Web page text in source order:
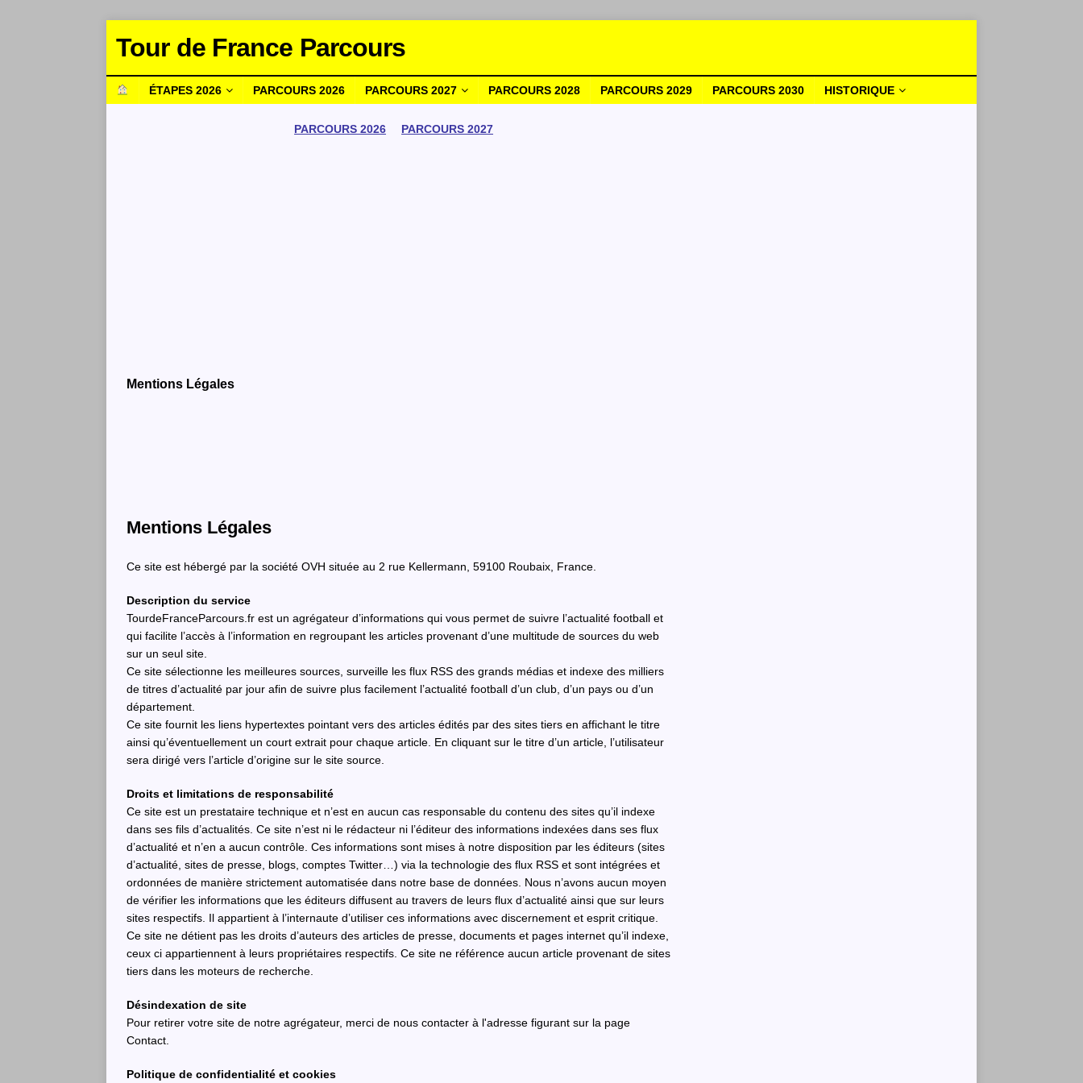
Tour de France Parcours
ÉTAPES 2026 PARCOURS 2026 PARCOURS 2027 PARCOURS 2028 PARCOURS 2029 PARCOURS 2030 HISTORIQUE
PARCOURS 2026 PARCOURS 2027
Mentions Légales
Mentions Légales
Ce site est hébergé par la société OVH située au 2 rue Kellermann, 59100 Roubaix, France.
Description du service
TourdeFranceParcours.fr est un agrégateur d’informations qui vous permet de suivre l’actualité football et
qui facilite l’accès à l’information en regroupant les articles provenant d’une multitude de sources du web
sur un seul site.
Ce site sélectionne les meilleures sources, surveille les flux RSS des grands médias et indexe des milliers
de titres d’actualité par jour afin de suivre plus facilement l’actualité football d’un club, d’un pays ou d’un
département.
Ce site fournit les liens hypertextes pointant vers des articles édités par des sites tiers en affichant le titre
ainsi qu’éventuellement un court extrait pour chaque article. En cliquant sur le titre d’un article, l’utilisateur
sera dirigé vers l’article d’origine sur le site source.
Droits et limitations de responsabilité
Ce site est un prestataire technique et n’est en aucun cas responsable du contenu des sites qu’il indexe
dans ses fils d’actualités. Ce site n’est ni le rédacteur ni l’éditeur des informations indexées dans ses flux
d’actualité et n’en a aucun contrôle. Ces informations sont mises à notre disposition par les éditeurs (sites
d’actualité, sites de presse, blogs, comptes Twitter…) via la technologie des flux RSS et sont intégrées et
ordonnées de manière strictement automatisée dans notre base de données. Nous n’avons aucun moyen
de vérifier les informations que les éditeurs diffusent au travers de leurs flux d’actualité ainsi que sur leurs
sites respectifs. Il appartient à l’internaute d’utiliser ces informations avec discernement et esprit critique.
Ce site ne détient pas les droits d’auteurs des articles de presse, documents et pages internet qu’il indexe,
ceux ci appartiennent à leurs propriétaires respectifs. Ce site ne référence aucun article provenant de sites
tiers dans les moteurs de recherche.
Désindexation de site
Pour retirer votre site de notre agrégateur, merci de nous contacter à l'adresse figurant sur la page
Contact.
Politique de confidentialité et cookies